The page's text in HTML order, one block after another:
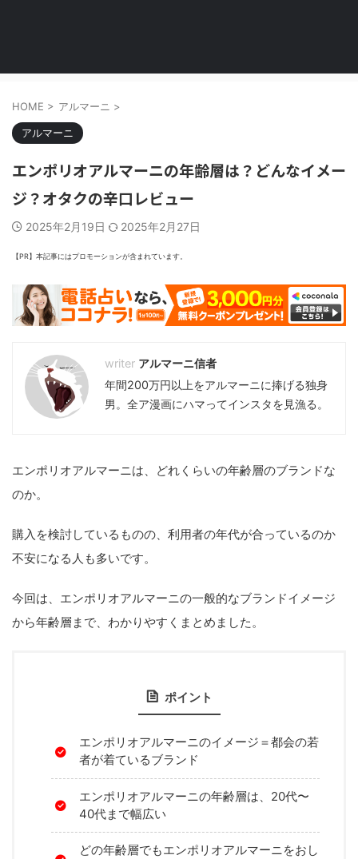
HOME > アルマーニ >
アルマーニ
エンポリオアルマーニの年齢層は？どんなイメー
ジ？オタクの辛口レビュー
2025年2月19日 2025年2月27日
【PR】本記事にはプロモーションが含まれています。
アルマーニ信者
年間200万円以上をアルマーニに捧げる独身
男。全ア漫画にハマってインスタを見漁る。
エンポリオアルマーニは、どれくらいの年齢層のブランドな
のか。
購入を検討しているものの、利用者の年代が合っているのか
不安になる人も多いです。
今回は、エンポリオアルマーニの一般的なブランドイメージ
から年齢層まで、わかりやすくまとめました。
ポイント
エンポリオアルマーニのイメージ＝都会の若
者が着ているブランド
エンポリオアルマーニの年齢層は、20代〜
40代まで幅広い
どの年齢層でもエンポリオアルマーニをおし